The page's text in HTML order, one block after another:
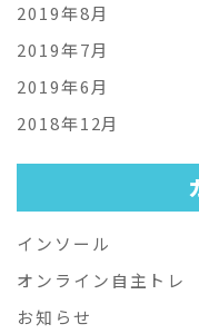
2019年8月
2019年7月
2019年6月
2018年12月
インソール
オンライン自主トレ
お知らせ